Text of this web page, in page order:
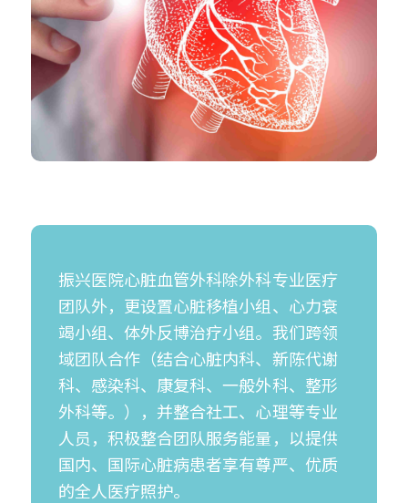
振兴医院心脏血管外科除外科专业医疗
团队外，更设置心脏移植小组、心力衰
竭小组、体外反博治疗小组。我们跨领
域团队合作（结合心脏内科、新陈代谢
科、感染科、康复科、一般外科、整形
外科等。），并整合社工、心理等专业
人员，积极整合团队服务能量，以提供
国内、国际心脏病患者享有尊严、优质
的全人医疗照护。